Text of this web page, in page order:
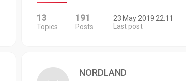
13
Topics
191
Posts
23 May 2019 22:11
Last post
NORDLAND